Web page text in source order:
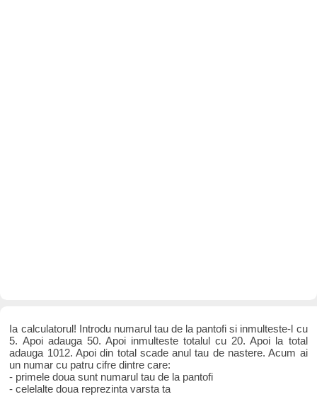
Ia calculatorul! Introdu numarul tau de la pantofi si inmulteste-l cu
5. Apoi adauga 50. Apoi inmulteste totalul cu 20. Apoi la total
adauga 1012. Apoi din total scade anul tau de nastere. Acum ai
un numar cu patru cifre dintre care:
- primele doua sunt numarul tau de la pantofi
- celelalte doua reprezinta varsta ta